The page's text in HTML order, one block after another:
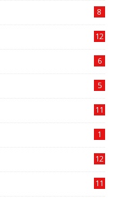
8
12
6
5
11
1
12
11